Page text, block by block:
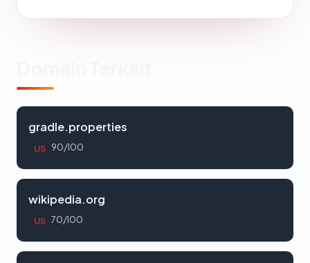
gradle.properties
US 90/100
wikipedia.org
US 70/100